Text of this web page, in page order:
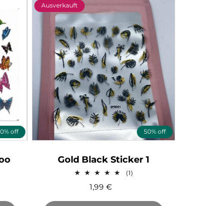
off 50% off
Ausverkauft
Gold Black Sticker 1
(1)
1,99 €